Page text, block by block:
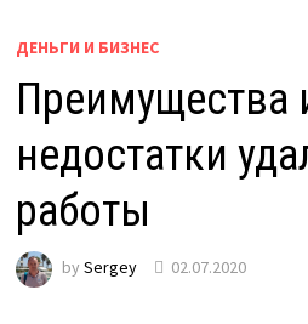
ДЕНЬГИ И БИЗНЕС
Преимущества
недостатки
работы
by Sergey 02.07.2020